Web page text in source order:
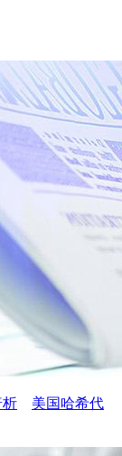
析
美国哈希代